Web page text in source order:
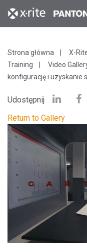
Strona główna
X-
Training
Video
konfigurację i uzyskanie
Udostępnij
Return to Gallery